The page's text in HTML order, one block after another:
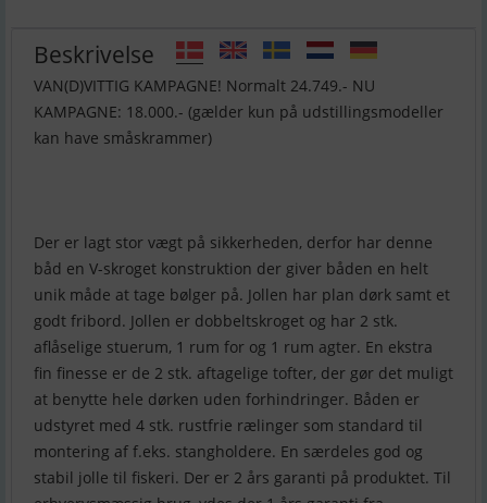
Beskrivelse
VAN(D)VITTIG KAMPAGNE! Normalt 24.749.- NU
KAMPAGNE: 18.000.- (gælder kun på udstillingsmodeller
kan have småskrammer)
Der er lagt stor vægt på sikkerheden, derfor har denne
båd en V-skroget konstruktion der giver båden en helt
unik måde at tage bølger på. Jollen har plan dørk samt et
godt fribord. Jollen er dobbeltskroget og har 2 stk.
aflåselige stuerum, 1 rum for og 1 rum agter. En ekstra
fin finesse er de 2 stk. aftagelige tofter, der gør det muligt
at benytte hele dørken uden forhindringer. Båden er
udstyret med 4 stk. rustfrie rælinger som standard til
montering af f.eks. stangholdere. En særdeles god og
stabil jolle til fiskeri. Der er 2 års garanti på produktet. Til